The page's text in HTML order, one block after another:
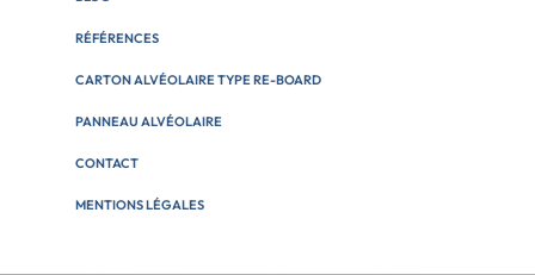
RÉFÉRENCES
CARTON ALVÉOLAIRE TYPE RE-BOARD
PANNEAU ALVÉOLAIRE
CONTACT
MENTIONS LÉGALES